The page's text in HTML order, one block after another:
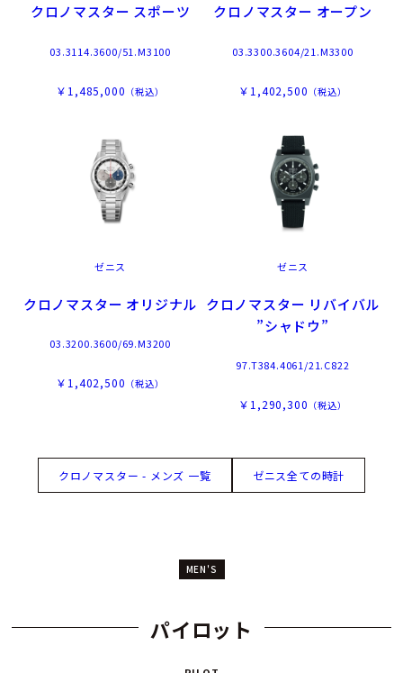
クロノマスター スポーツ
03.3114.3600/51.M3100
￥1,485,000 （税込）
クロノマスター オープン
03.3300.3604/21.M3300
￥1,402,500 （税込）
ゼニス
クロノマスター オリジナル
03.3200.3600/69.M3200
￥1,402,500 （税込）
ゼニス
クロノマスター リバイバル
”シャドウ”
97.T384.4061/21.C822
￥1,290,300 （税込）
クロノマスター - メンズ 一覧 ゼニス全ての時計
MEN'S
パイロット